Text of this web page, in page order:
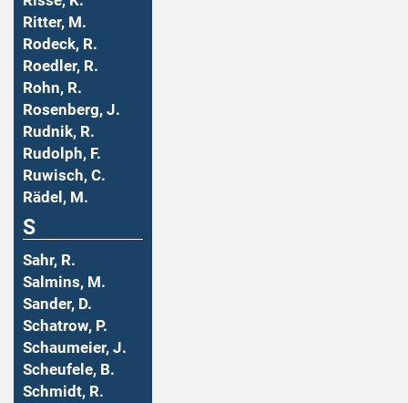
Ritter, M.
Rodeck, R.
Roedler, R.
Rohn, R.
Rosenberg, J.
Rudnik, R.
Rudolph, F.
Ruwisch, C.
Rädel, M.
S
Sahr, R.
Salmins, M.
Sander, D.
Schatrow, P.
Schaumeier, J.
Scheufele, B.
Schmidt, R.